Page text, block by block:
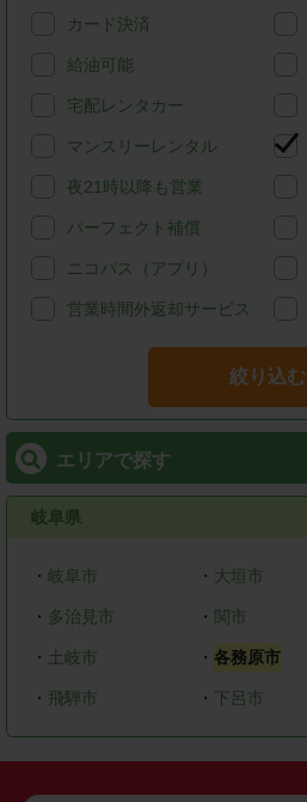
カード決済
給油可能
宅配レンタカー
マンスリーレンタル
夜21時以降も営業
パーフェクト補償
ニコパス（アプリ）
営業時間外返却サービス
絞り込む
エリアで探す
岐阜県
・ 岐阜市 ・ 大垣市
・ 多治見市 ・ 関市
・ 土岐市 ・ 各務原市
・ 飛騨市 ・ 下呂市